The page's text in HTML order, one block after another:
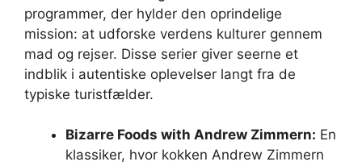
programmer, der hylder den oprindelige
mission: at udforske verdens kulturer gennem
mad og rejser. Disse serier giver seerne et
indblik i autentiske oplevelser langt fra de
typiske turistfælder.
Bizarre Foods with Andrew Zimmern: En
klassiker, hvor kokken Andrew Zimmern